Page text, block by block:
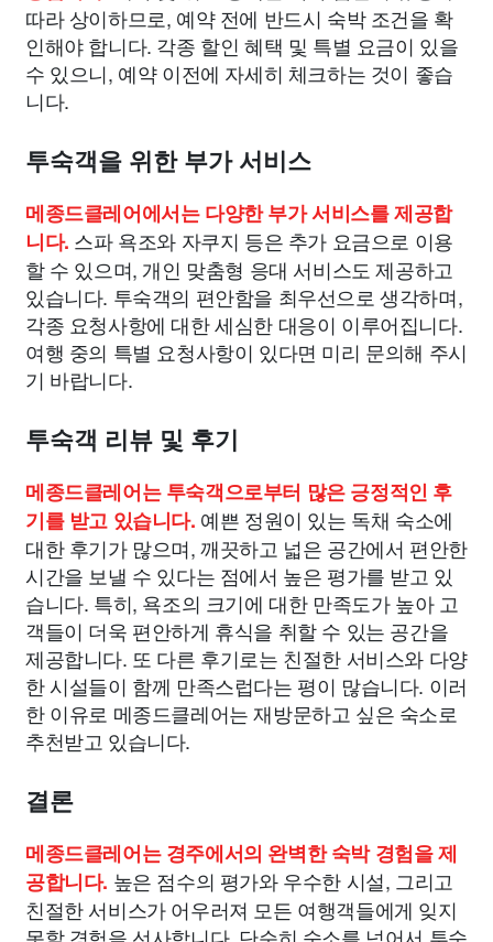
따라 상이하므로, 예약 전에 반드시 숙박 조건을 확
인해야 합니다. 각종 할인 혜택 및 특별 요금이 있을
수 있으니, 예약 이전에 자세히 체크하는 것이 좋습
니다.
투숙객을 위한 부가 서비스
메종드클레어에서는 다양한 부가 서비스를 제공합
니다. 스파 욕조와 자쿠지 등은 추가 요금으로 이용
할 수 있으며, 개인 맞춤형 응대 서비스도 제공하고
있습니다. 투숙객의 편안함을 최우선으로 생각하며,
각종 요청사항에 대한 세심한 대응이 이루어집니다.
여행 중의 특별 요청사항이 있다면 미리 문의해 주시
기 바랍니다.
투숙객 리뷰 및 후기
메종드클레어는 투숙객으로부터 많은 긍정적인 후
기를 받고 있습니다. 예쁜 정원이 있는 독채 숙소에
대한 후기가 많으며, 깨끗하고 넓은 공간에서 편안한
시간을 보낼 수 있다는 점에서 높은 평가를 받고 있
습니다. 특히, 욕조의 크기에 대한 만족도가 높아 고
객들이 더욱 편안하게 휴식을 취할 수 있는 공간을
제공합니다. 또 다른 후기로는 친절한 서비스와 다양
한 시설들이 함께 만족스럽다는 평이 많습니다. 이러
한 이유로 메종드클레어는 재방문하고 싶은 숙소로
추천받고 있습니다.
결론
메종드클레어는 경주에서의 완벽한 숙박 경험을 제
공합니다. 높은 점수의 평가와 우수한 시설, 그리고
친절한 서비스가 어우러져 모든 여행객들에게 잊지